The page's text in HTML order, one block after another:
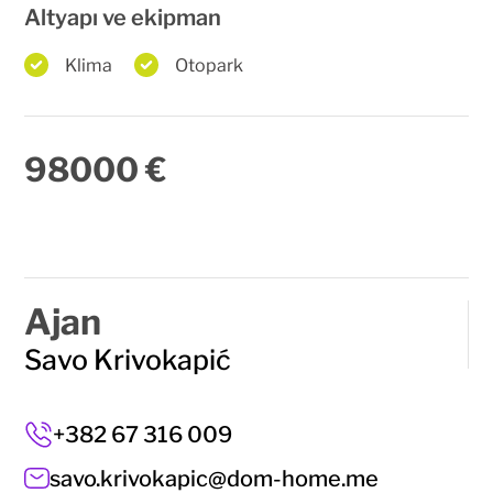
Altyapı ve ekipman
Klima Otopark
98000 €
Ajan
Savo Krivokapić
+382 67 316 009
savo.krivokapic@dom-home.me